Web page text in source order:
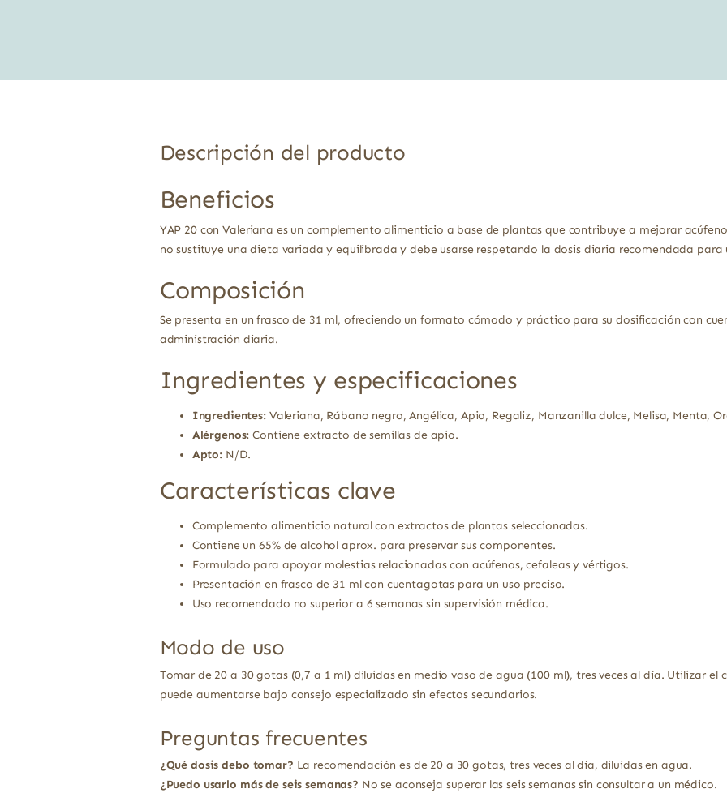
Descripción del producto
Beneficios
YAP 20 con Valeriana es un complemento alimenticio a base de plantas que contribuye a mejorar
no sustituye una dieta variada y equilibrada y debe usarse respetando la dosis diaria recomendada para
Composición
Se presenta en un frasco de 31 ml, ofreciendo un formato cómodo y práctico para su dosificación con
administración diaria.
Ingredientes y especificaciones
Ingredientes:Valeriana, Rábano negro, Angélica, Apio, Regaliz, Manzanilla dulce, Melisa, Menta,
Alérgenos: Contiene extracto de semillas de apio.
Apto: N/D.
Características clave
Complemento alimenticio natural con extractos de plantas seleccionadas.
Contiene un 65% de alcohol aprox. para preservar sus componentes.
Formulado para apoyar molestias relacionadas con acúfenos, cefaleas y vértigos.
Presentación en frasco de 31 ml con cuentagotas para un uso preciso.
Uso recomendado no superior a 6 semanas sin supervisión médica.
Modo de uso
Tomar de 20 a 30 gotas (0,7 a 1 ml) diluidas en medio vaso de agua (100 ml), tres veces al día. Utilizar el
puede aumentarse bajo consejo especializado sin efectos secundarios.
Preguntas frecuentes
¿Qué dosis debo tomar? La recomendación es de 20 a 30 gotas, tres veces al día, diluidas en agua.
¿Puedo usarlo más de seis semanas? No se aconseja superar las seis semanas sin consultar a un médico.